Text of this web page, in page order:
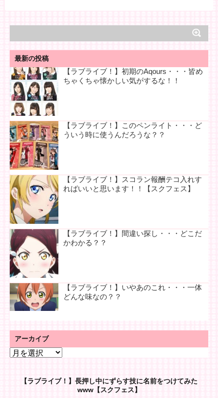
最新の投稿
【ラブライブ！】初期のAqours・・・皆め
ちゃくちゃ懐かしい気がするな！！
【ラブライブ！】このペンライト・・・ど
ういう時に使うんだろうな？？
【ラブライブ！】スコラン報酬テコ入れす
ればいいと思います！！【スクフェス】
【ラブライブ！】間違い探し・・・どこだ
かわかる？？
【ラブライブ！】いやあのこれ・・・一体
どんな味なの？？
アーカイブ
ア
【ラブライブ！】長押し中にずらす技に名前をつけてみた
www【スクフェス】